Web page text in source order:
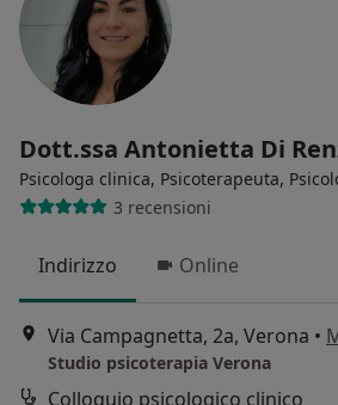
Dott.ssa Antonietta Di
Psicologa clinica, Psicoterapeuta,
3 recensioni
Indirizzo Online
Via Campagnetta, 2a, Verona •
Studio psicoterapia Verona
Colloquio psicologico clinico